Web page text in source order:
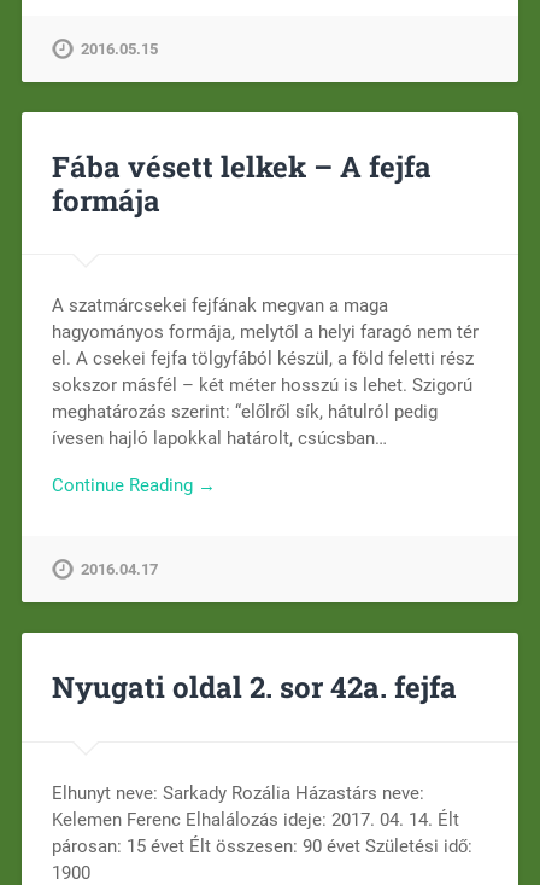
2016.05.15
Fába vésett lelkek – A fejfa
formája
A szatmárcsekei fejfának megvan a maga
hagyományos formája, melytől a helyi faragó nem tér
el. A csekei fejfa tölgyfából készül, a föld feletti rész
sokszor másfél – két méter hosszú is lehet. Szigorú
meghatározás szerint: “előlről sík, hátulról pedig
ívesen hajló lapokkal határolt, csúcsban…
Continue Reading →
2016.04.17
Nyugati oldal 2. sor 42a. fejfa
Elhunyt neve: Sarkady Rozália Házastárs neve:
Kelemen Ferenc Elhalálozás ideje: 2017. 04. 14. Élt
párosan: 15 évet Élt összesen: 90 évet Születési idő:
1900